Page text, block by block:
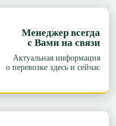
Менеджер всегда
с Вами на связи
Актуальная информация
о перевозке здесь и сейчас